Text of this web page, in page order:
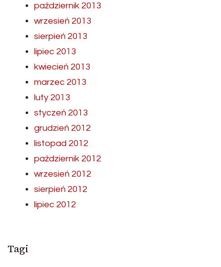
październik 2013
wrzesień 2013
sierpień 2013
lipiec 2013
kwiecień 2013
marzec 2013
luty 2013
styczeń 2013
grudzień 2012
listopad 2012
październik 2012
wrzesień 2012
sierpień 2012
lipiec 2012
Tagi